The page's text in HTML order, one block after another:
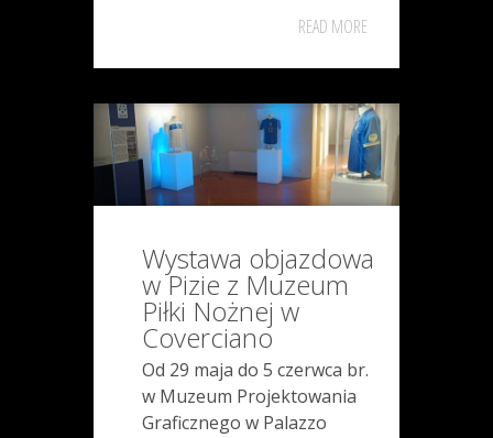
READ MORE
Wystawa objazdowa
w Pizie z Muzeum
Piłki Nożnej w
Coverciano
Od 29 maja do 5 czerwca br.
w Muzeum Projektowania
Graficznego w Palazzo